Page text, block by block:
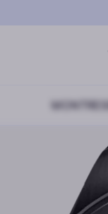
MONTRES